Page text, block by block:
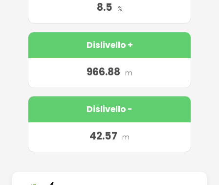
8.5 %
Dislivello +
966.88 m
Dislivello -
42.57 m